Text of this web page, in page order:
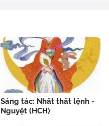
Sáng tác: Nhất thất lệnh -
Nguyệt (HCH)